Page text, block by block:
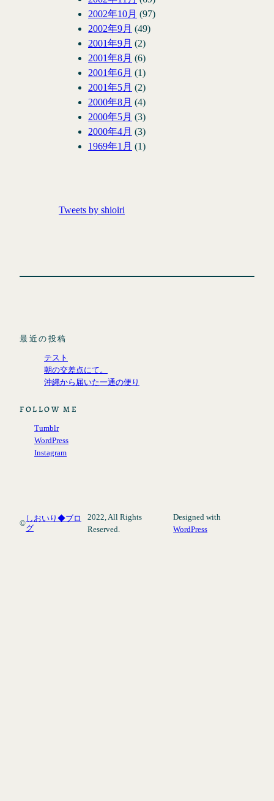
2002年10月 (97)
2002年9月 (49)
2001年9月 (2)
2001年8月 (6)
2001年6月 (1)
2001年5月 (2)
2000年8月 (4)
2000年5月 (3)
2000年4月 (3)
1969年1月 (1)
Tweets by shioiri
最近の投稿
テスト
朝の交差点にて。
沖縄から届いた一通の便り
FOLLOW ME
Tumblr
WordPress
Instagram
©
しおいり◆ブロ
グ
2022, All Rights
Reserved.
Designed with
WordPress